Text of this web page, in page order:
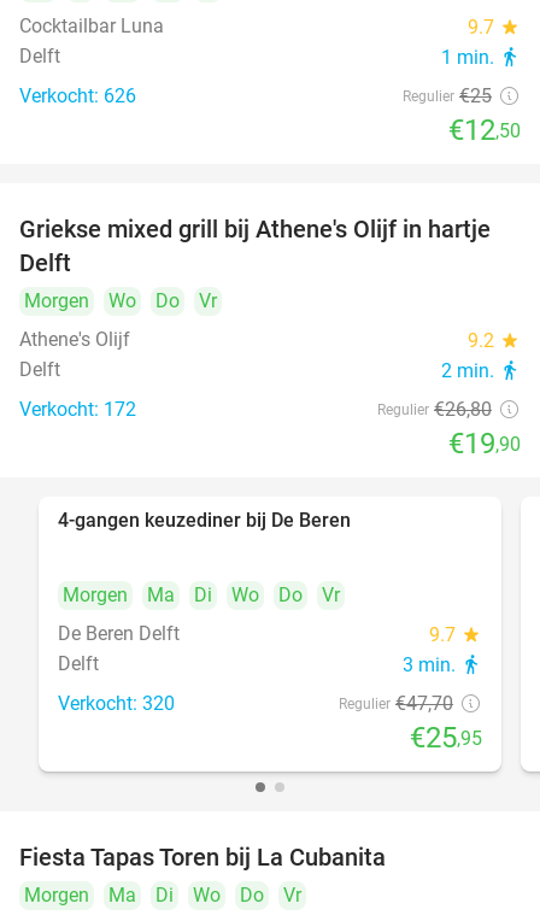
Cocktailbar Luna
9.7 star
Delft 1 min. directions_walk
Verkocht: 626 Regulier €25
€12,50
26%
Griekse mixed grill bij Athene's Olijf in hartje
Delft
Morgen Wo Do
Vr
Athene's Olijf
9.2 star
Delft 2 min. directions_walk
Verkocht: 172 Regulier €26,80
€19,90
4-gangen keuzediner bij De Beren
Morgen Ma Di Wo Do
Vr
De Beren Delft
9.7 star
Delft 3 min. directions_walk
Verkocht: 320 Regulier €47,70
€25,95
Fiesta Tapas Toren bij La Cubanita
Morgen Ma Di Wo Do
Vr